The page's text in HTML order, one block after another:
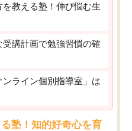
教える塾！伸び悩む生
講計画で勉強習慣の確
ライン個別指導室」は
塾！知的好奇心を育